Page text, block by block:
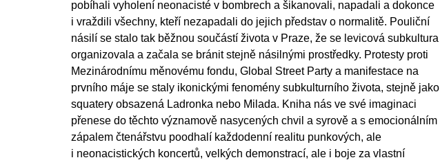
pobíhali vyholení neonacisté v bombrech a šikanovali, napadali a dokonce
i vraždili všechny, kteří nezapadali do jejich představ o normalitě. Pouliční
násilí se stalo tak běžnou součástí života v Praze, že se levicová subkultura
organizovala a začala se bránit stejně násilnými prostředky. Protesty proti
Mezinárodnímu měnovému fondu, Global Street Party a manifestace na
prvního máje se staly ikonickými fenomény subkulturního života, stejně jako
squatery obsazená Ladronka nebo Milada. Kniha nás ve své imaginaci
přenese do těchto významově nasycených chvil a syrově a s emocionálním
zápalem čtenářstvu poodhalí každodenní realitu punkových, ale
i neonacistických koncertů, velkých demonstrací, ale i boje za vlastní